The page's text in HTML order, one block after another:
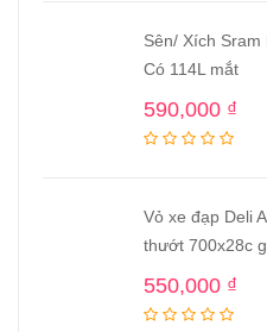
Sên/ Xích Sram
Có 114L mắt
590,000 ₫
Vỏ xe đạp Deli
thướt 700x28c
550,000 ₫